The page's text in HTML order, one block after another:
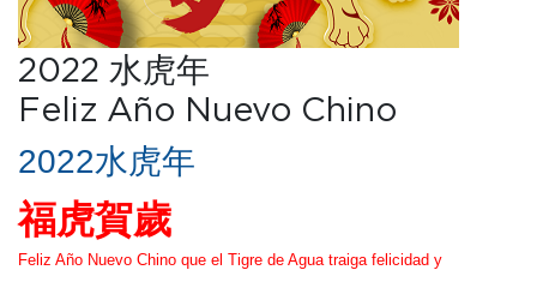
2022 水虎年
Feliz Año Nuevo Chino
2022水虎年
福虎賀歲
Feliz Año Nuevo Chino que el Tigre de Agua traiga felicidad y